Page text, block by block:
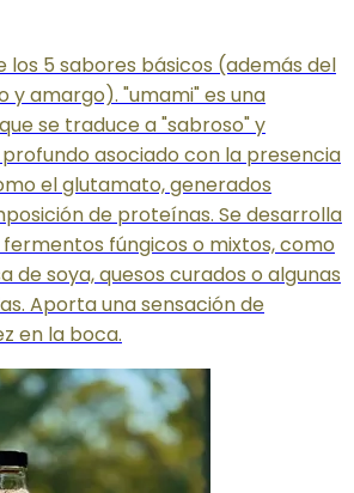
los 5 sabores básicos (además del
y amargo). "umami" es una
se traduce a "sabroso" y
asociado con la presencia
el glutamato, generados
de proteínas. Se desarrolla
fúngicos o mixtos, como
de soya, quesos curados o algunas
Aporta una sensación de
en la boca.